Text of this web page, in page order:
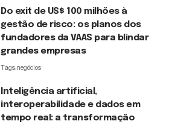
Do exit de US$ 100 milhões à
gestão de risco: os planos dos
fundadores da VAAS para blindar
grandes empresas
Tags:negócios
Inteligência artificial,
interoperabilidade e dados em
tempo real: a transformação